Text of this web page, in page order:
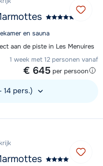
en sauna
aan de piste in Les Menuires
1 week met 12 personen vanaf
€ 645 per persoon
14 pers.)